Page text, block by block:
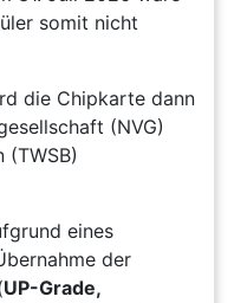
somit nicht
die Chipkarte dann
(NVG)
(TWSB)
eines
der
UP-Grade,